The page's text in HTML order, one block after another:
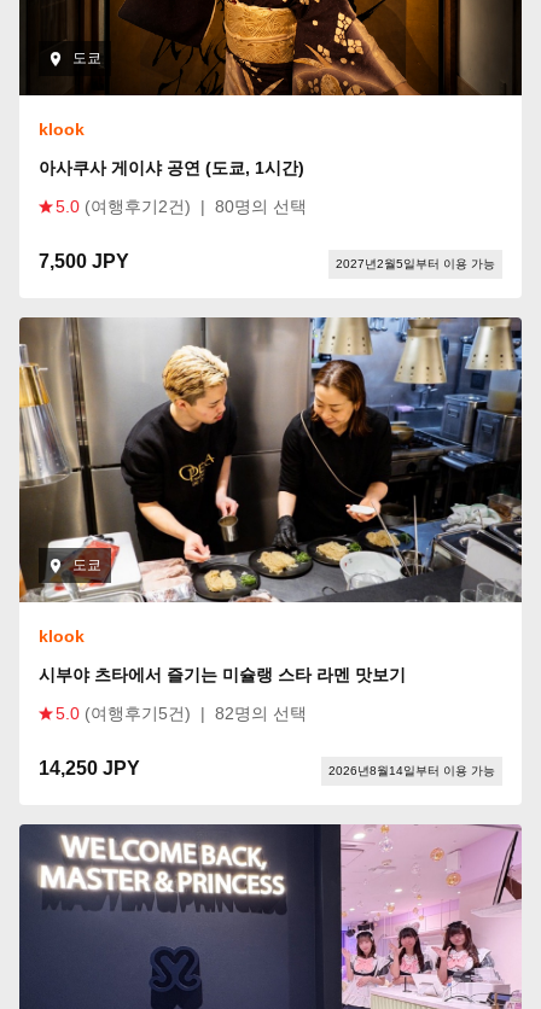
도쿄
klook
아사쿠사 게이샤 공연 (도쿄, 1시간)
5.0 (여행후기2건) | 80명의 선택
7,500 JPY 2027년2월5일부터 이용 가능
도쿄
klook
시부야 츠타에서 즐기는 미슐랭 스타 라멘 맛보기
5.0 (여행후기5건) | 82명의 선택
14,250 JPY 2026년8월14일부터 이용 가능